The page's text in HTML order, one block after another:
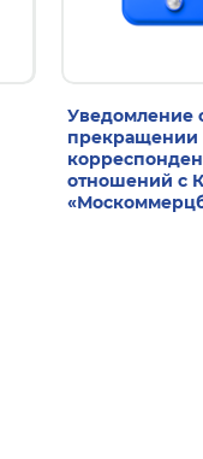
Уведомление
прекращении
отношений с